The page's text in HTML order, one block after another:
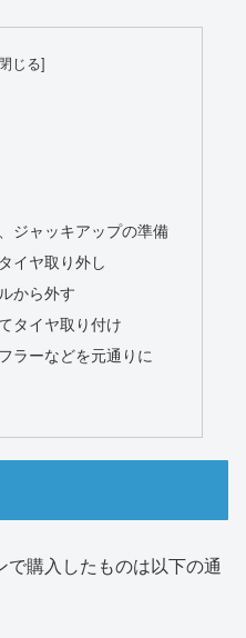
ジャッキアップの準備
イヤ取り外し
から外す
タイヤ取り付け
ラーなどを元通りに
購入したものは以下の通